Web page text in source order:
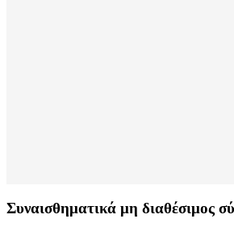
Συναισθηματικά μη διαθέσιμος